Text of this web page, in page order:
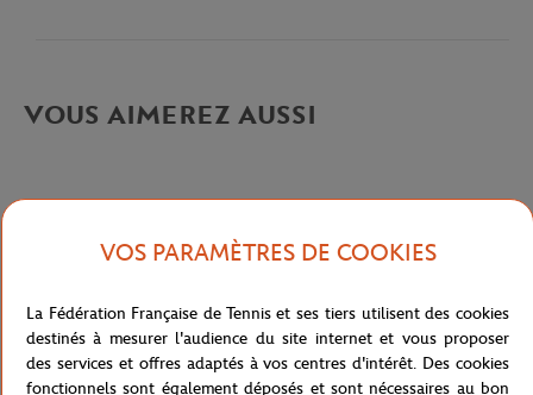
VOUS AIMEREZ AUSSI
Description détaillée
description-fr_FR
Référence :L1212-I1L
VOS PARAMÈTRES DE COOKIES
La Fédération Française de Tennis et ses tiers utilisent des cookies
destinés à mesurer l'audience du site internet et vous proposer
des services et offres adaptés à vos centres d'intérêt. Des cookies
fonctionnels sont également déposés et sont nécessaires au bon